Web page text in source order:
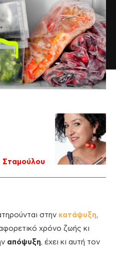
Σταμούλου
στην κατάψυξη,
χρόνο ζωής κι
απόψυξη, έχει κι αυτή τον